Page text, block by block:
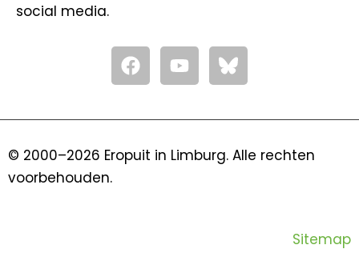
social media.
F
a
c
o
Y
o
u
b
© 2000–2026 Eropuit in Limburg. Alle rechten
voorbehouden.
Sitemap